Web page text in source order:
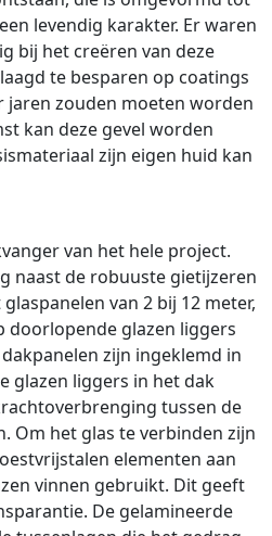
levendig karakter. Er waren
bij het creëren van deze
te besparen op coatings
jaren zouden moeten worden
kan deze gevel worden
zijn eigen huid kan
van het hele project.
naast de robuuste gietijzeren
van 2 bij 12 meter,
doorlopende glazen liggers
zijn ingeklemd in
glazen liggers in het dak
tussen de
Om het glas te verbinden zijn
elementen aan
vinnen gebruikt. Dit geeft
De gelamineerde